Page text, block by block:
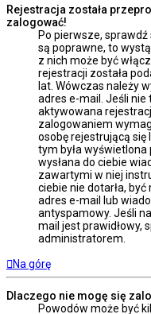
Rejestracja została
zalogować!
Po pierwsze,
są poprawne, to
z nich może być
rejestracji została
lat. Wówczas należy
adres e-mail. Jeśli nie
aktywowana
zalogowaniem
osobę rejestrującą
tym była wyświetlona
wysłana do ciebie
zawartymi w niej
ciebie nie dotarła,
adres e-mail lub
antyspamowy. Jeśli
mail jest prawidłowy,
administratorem.
Na górę
Dlaczego nie mogę się
Powodów może być